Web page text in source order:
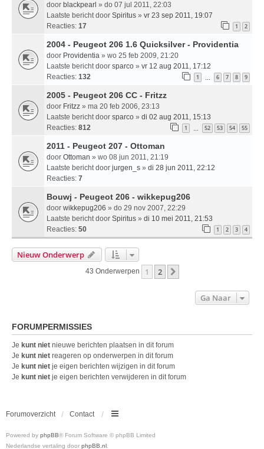
door blackpearl » do 07 jul 2011, 22:03
Laatste bericht door Spiritus » vr 23 sep 2011, 19:07
Reacties: 17 1 2
2004 - Peugeot 206 1.6 Quicksilver - Providentia
door Providentia » wo 25 feb 2009, 21:20
Laatste bericht door sparco » vr 12 aug 2011, 17:12
Reacties: 132 1 … 6 7 8 9
2005 - Peugeot 206 CC - Fritzz
door Fritzz » ma 20 feb 2006, 23:13
Laatste bericht door sparco » di 02 aug 2011, 15:13
Reacties: 812 1 … 52 53 54 55
2011 - Peugeot 207 - Ottoman
door Ottoman » wo 08 jun 2011, 21:19
Laatste bericht door jurgen_s » di 28 jun 2011, 22:12
Reacties: 7
Bouwj - Peugeot 206 - wikkepug206
door wikkepug206 » do 29 nov 2007, 22:29
Laatste bericht door Spiritus » di 10 mei 2011, 21:53
Reacties: 50 1 2 3 4
Nieuw Onderwerp
43 Onderwerpen 1 2
Ga Naar
FORUMPERMISSIES
Je kunt niet nieuwe berichten plaatsen in dit forum
Je kunt niet reageren op onderwerpen in dit forum
Je kunt niet je eigen berichten wijzigen in dit forum
Je kunt niet je eigen berichten verwijderen in dit forum
Forumoverzicht Contact
Powered by phpBB® Forum Software © phpBB Limited
Nederlandse vertaling door phpBB.nl.